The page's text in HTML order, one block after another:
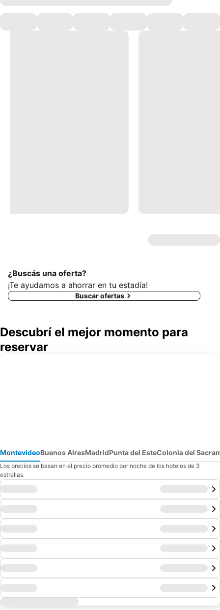
¿Buscás una oferta?
¡Te ayudamos a ahorrar en tu estadía!
Buscar ofertas
Descubrí el mejor momento para
reservar
MontevideoBuenos AiresMadridPunta del EsteColonia del
Los precios se basan en el precio promedio por noche de los hoteles de 3
estrellas.